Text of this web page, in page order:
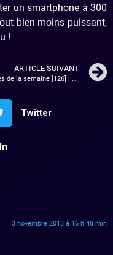
un smartphone à 300
bien moins puissant,
!
ARTICLE SUIVANT
Arrivages de la semaine [126] : Samsung Galaxy Note 3, Galaxy Gear, AC4…
Twitter
3 novembre 2013 à 16 h 48 min